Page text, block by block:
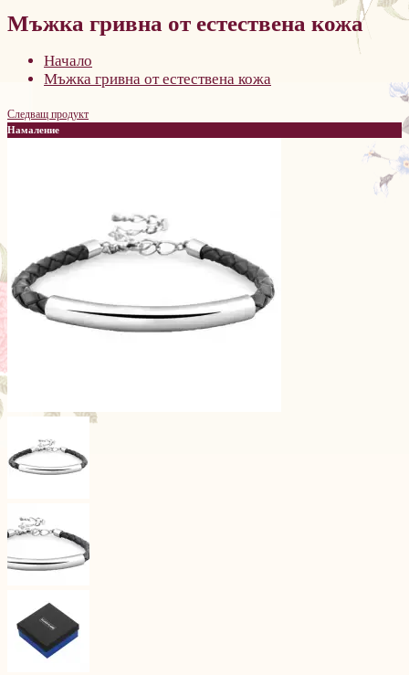
Мъжка гривна от естествена кожа
Начало
Мъжка гривна от естествена кожа
Следващ продукт
Намаление